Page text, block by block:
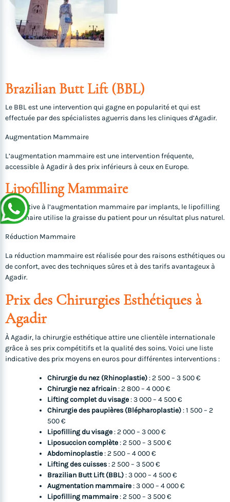
Brazilian Butt Lift (BBL)
Le BBL est une intervention qui gagne en popularité et qui est
effectuée par des spécialistes aguerris dans les cliniques d’Agadir.
Augmentation Mammaire
L’augmentation mammaire est une intervention fréquente,
accessible à Agadir à des prix inférieurs à ceux en Europe.
Lipofilling Mammaire
Alternative à l’augmentation mammaire par implants, le lipofilling
mammaire utilise la graisse du patient pour un résultat plus naturel.
Réduction Mammaire
La réduction mammaire est réalisée pour des raisons esthétiques ou
de confort, avec des techniques sûres et à des tarifs avantageux à
Agadir.
Prix des Chirurgies Esthétiques à
Agadir
À Agadir, la chirurgie esthétique attire une clientèle internationale
grâce à ses prix compétitifs et la qualité des soins. Voici une liste
indicative des prix moyens en euros pour différentes interventions :
Chirurgie du nez (Rhinoplastie): 2 500 – 3 500 €
Chirurgie nez africain: 2 800 – 4 000 €
Lifting complet du visage: 3 000 – 4 500 €
Chirurgie des paupières (Blépharoplastie): 1 500 – 2
500 €
Lipofilling du visage: 2 000 – 3 000 €
Liposuccion complète: 2 500 – 3 500 €
Abdominoplastie: 2 500 – 4 000 €
Lifting des cuisses: 2 500 – 3 500 €
Brazilian Butt Lift (BBL): 3 000 – 4 500 €
Augmentation mammaire: 3 000 – 4 000 €
Lipofilling mammaire: 2 500 – 3 500 €